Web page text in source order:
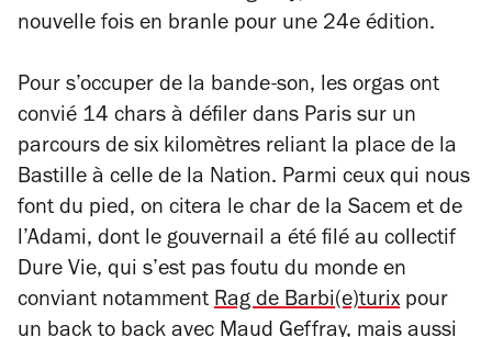
nouvelle fois en branle pour une 24e édition.
Pour s’occuper de la bande-son, les orgas ont
convié 14 chars à défiler dans Paris sur un
parcours de six kilomètres reliant la place de la
Bastille à celle de la Nation. Parmi ceux qui nous
font du pied, on citera le char de la Sacem et de
l’Adami, dont le gouvernail a été filé au collectif
Dure Vie, qui s’est pas foutu du monde en
conviant notamment Rag de Barbi(e)turixpour
un back to back avec Maud Geffray, mais aussi